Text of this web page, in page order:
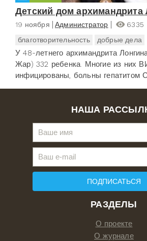
Детский дом архимандрита
19 ноября Администратор
6335
благотворительность
добрые дела
У 48-летнего архимандрита
Жар) 332 ребенка. Многие из них
инфицированы, больны гепатитом
РАЗДЕЛЫ
О проекте
О журнале
НАША
ПОДПИСАТЬСЯ